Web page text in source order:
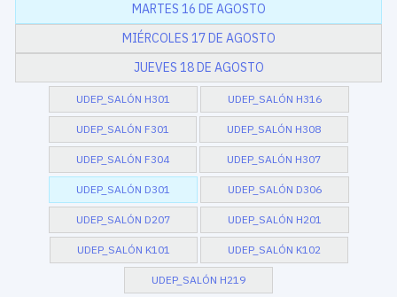
MARTES 16 DE AGOSTO
MIÉRCOLES 17 DE AGOSTO
JUEVES 18 DE AGOSTO
UDEP_SALÓN H301 UDEP_SALÓN H316
UDEP_SALÓN F301 UDEP_SALÓN H308
UDEP_SALÓN F304 UDEP_SALÓN H307
UDEP_SALÓN D301 UDEP_SALÓN D306
UDEP_SALÓN D207 UDEP_SALÓN H201
UDEP_SALÓN K101 UDEP_SALÓN K102
UDEP_SALÓN H219